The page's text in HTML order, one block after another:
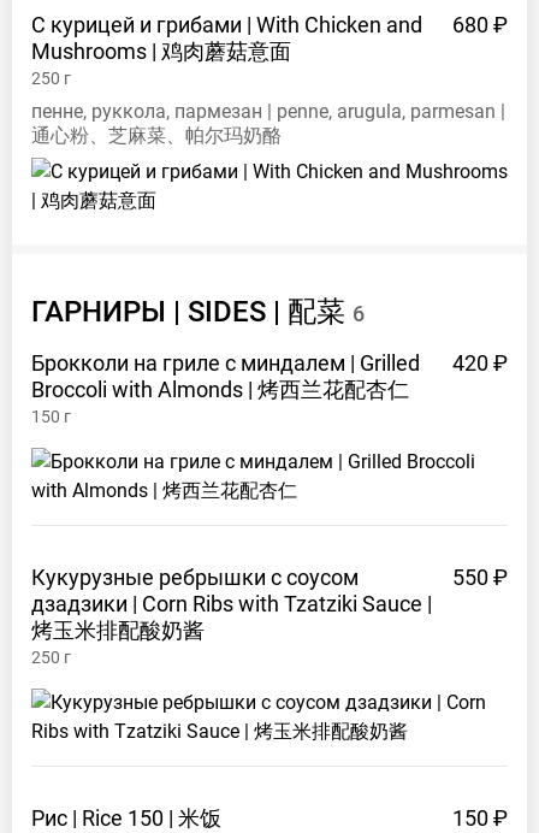
С курицей и грибами | With Chicken and
Mushrooms | 鸡肉蘑菇意面
680 ₽
250 г
пенне, руккола, пармезан | penne, arugula, parmesan |
通心粉、芝麻菜、帕尔玛奶酪
ГАРНИРЫ | SIDES | 配菜 6
Брокколи на гриле с миндалем | Grilled
Broccoli with Almonds | 烤西兰花配杏仁
420 ₽
150 г
Кукурузные ребрышки с соусом
дзадзики | Corn Ribs with Tzatziki Sauce |
烤玉米排配酸奶酱
550 ₽
250 г
Рис | Rice 150 | 米饭 150 ₽